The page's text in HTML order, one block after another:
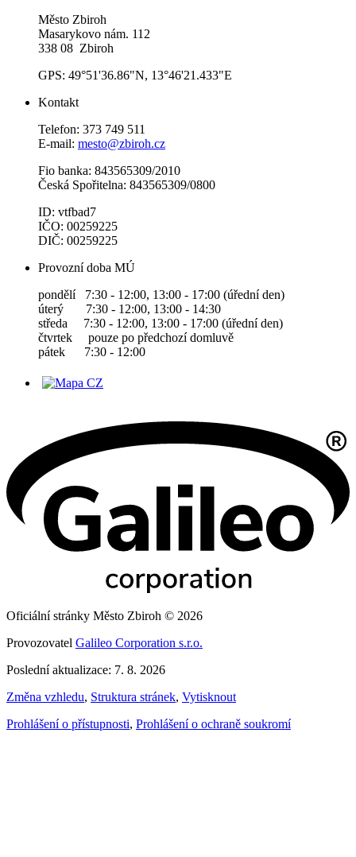
Město Zbiroh
Masarykovo nám. 112
338 08 Zbiroh
GPS: 49°51'36.86"N, 13°46'21.433"E
Kontakt
Telefon: 373 749 511
E-mail: mesto@zbiroh.cz
Fio banka: 843565309/2010
Česká Spořitelna: 843565309/0800
ID: vtfbad7
IČO: 00259225
DIČ: 00259225
Provozní doba MÚ
pondělí 7:30 - 12:00, 13:00 - 17:00 (úřední den)
úterý 7:30 - 12:00, 13:00 - 14:30
středa 7:30 - 12:00, 13:00 - 17:00 (úřední den)
čtvrtek pouze po předchozí domluvě
pátek 7:30 - 12:00
Oficiální stránky Město Zbiroh © 2026
Provozovatel Galileo Corporation s.r.o.
Poslední aktualizace: 7. 8. 2026
Změna vzhledu, Struktura stránek, Vytisknout
Prohlášení o přístupnosti, Prohlášení o ochraně soukromí